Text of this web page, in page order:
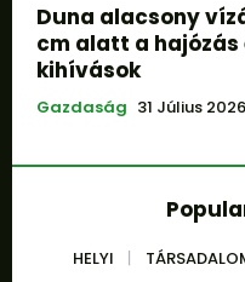
Duna alacsony
cm alatt a
kihívások
Gazdaság 31 Július 2026
HELYI